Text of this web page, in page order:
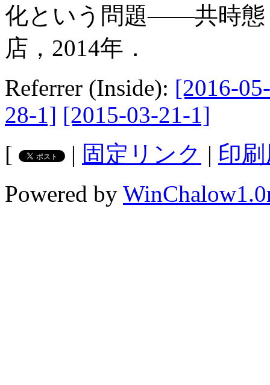
化という問題――共時
店，2014年．
Referrer (Inside): [2016-
28-1] [2015-03-21-1]
[
| 固定リンク | 印
Powered by